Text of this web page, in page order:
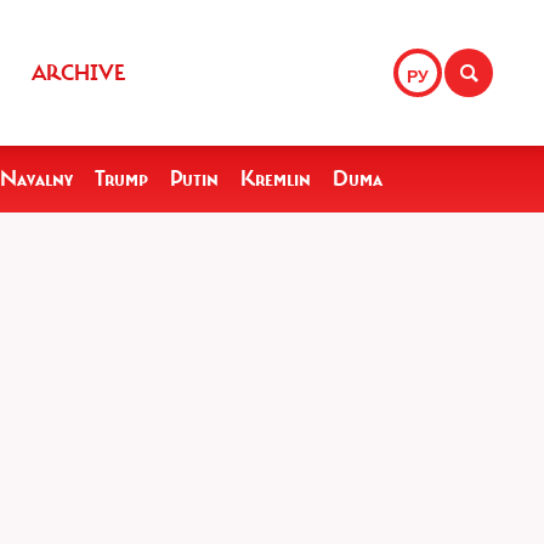
РУ
ARCHIVE
Navalny Trump Putin Kremlin Duma